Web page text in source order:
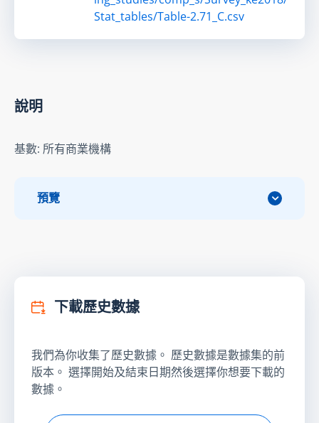
Stat_tables/Table-2.71_C.csv
說明
基數: 所有商業機構
預覽
下載歷史數據
我們為你收集了歷史數據。 歷史數據是數據集的前
版本。 選擇開始及結束日期然後選擇你想要下載的
數據。